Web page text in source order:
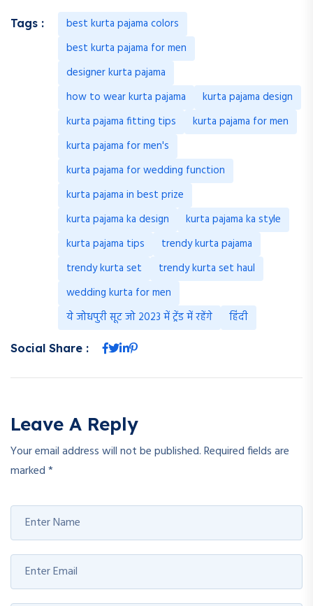
Tags :
best kurta pajama colors
best kurta pajama for men
designer kurta pajama
how to wear kurta pajama
kurta pajama design
kurta pajama fitting tips
kurta pajama for men
kurta pajama for men's
kurta pajama for wedding function
kurta pajama in best prize
kurta pajama ka design
kurta pajama ka style
kurta pajama tips
trendy kurta pajama
trendy kurta set
trendy kurta set haul
wedding kurta for men
ये जोधपुरी सूट जो 2023 में ट्रेंड में रहेंगे
हिंदी
Social Share :
Leave A Reply
Your email address will not be published.Required fields are
marked*